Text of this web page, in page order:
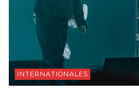
INTERNATIONALES